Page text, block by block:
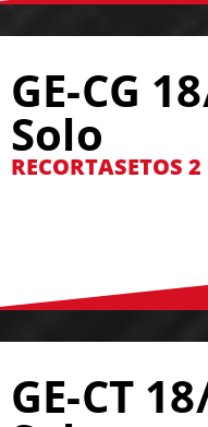
GE-CG
Solo
RECORTASETOS
GE-CT